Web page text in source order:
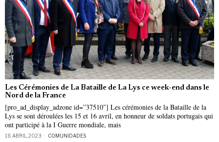
Les Cérémonies de La Bataille de La Lys ce week-end dans le
Nord de la France
[pro_ad_display_adzone id=”37510″] Les cérémonies de la Bataille de la
Lys se sont déroulées les 15 et 16 avril, en honneur de soldats portugais qui
ont participé à la I Guerre mondiale, mais
18 ABRIL, 2023 COMUNIDADES